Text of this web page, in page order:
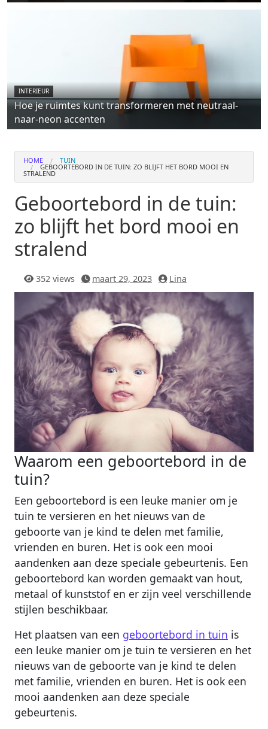
INTERIEUR
Hoe je ruimtes kunt transformeren met neutraal-
naar-neon accenten
HOME TUIN
GEBOORTEBORD IN DE TUIN: ZO BLIJFT HET BORD MOOI EN
STRALEND
Geboortebord in de tuin:
zo blijft het bord mooi en
stralend
352 views maart 29, 2023 Lina
Waarom een geboortebord in de
tuin?
Een geboortebord is een leuke manier om je
tuin te versieren en het nieuws van de
geboorte van je kind te delen met familie,
vrienden en buren. Het is ook een mooi
aandenken aan deze speciale gebeurtenis. Een
geboortebord kan worden gemaakt van hout,
metaal of kunststof en er zijn veel verschillende
stijlen beschikbaar.
Het plaatsen van een geboortebord in tuin is
een leuke manier om je tuin te versieren en het
nieuws van de geboorte van je kind te delen
met familie, vrienden en buren. Het is ook een
mooi aandenken aan deze speciale
gebeurtenis.